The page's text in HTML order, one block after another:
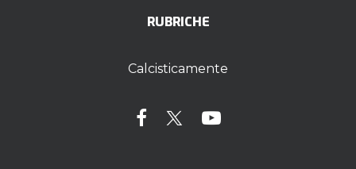
RUBRICHE
Calcisticamente